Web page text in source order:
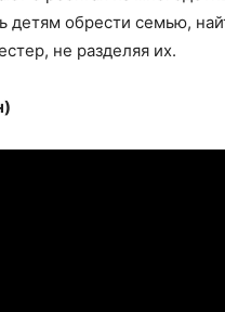
детям обрести семью,
не разделяя их.